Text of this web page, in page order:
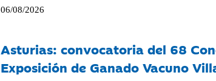
06/08/2026
Asturias: convocatoria del 68
Exposición de Ganado Vacuno